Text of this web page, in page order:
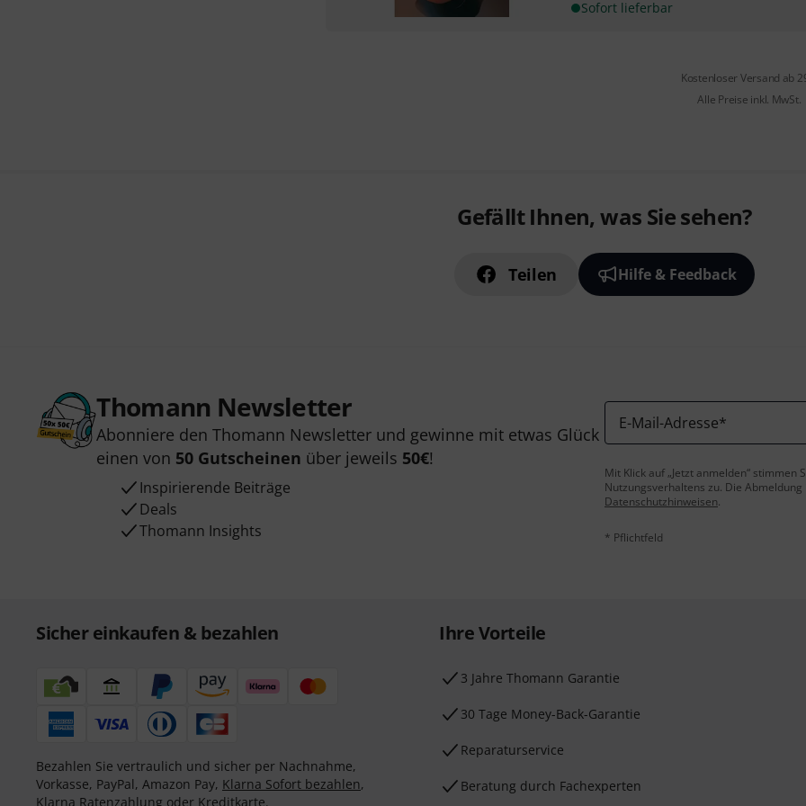
Sofort lieferbar
Kostenloser Versand ab
Alle Preise inkl. MwSt.
Gefällt Ihnen, was Sie sehen?
Teilen Hilfe & Feedback
Thomann Newsletter
Abonniere den Thomann Newsletter und gewinne mit etwas Glück
einen von 50 Gutscheinen über jeweils 50€!
Inspirierende Beiträge
Deals
Thomann Insights
E-Mail-Adresse*
Mit Klick auf „Jetzt anmelden“
Nutzungsverhaltens zu. Die
Datenschutzhinweisen.
* Pflichtfeld
Sicher einkaufen & bezahlen
Bezahlen Sie vertraulich und sicher per Nachnahme,
Vorkasse, PayPal, Amazon Pay, Klarna Sofort bezahlen,
Klarna Ratenzahlung oder Kreditkarte.
Ihre Vorteile
3 Jahre Thomann Garantie
30 Tage Money-Back-Garantie
Reparaturservice
Beratung durch Fachexperten